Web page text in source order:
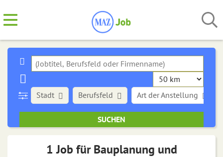
Stadt Art der Anstellung
Berufsfeld
1 Job für Bauplanung und